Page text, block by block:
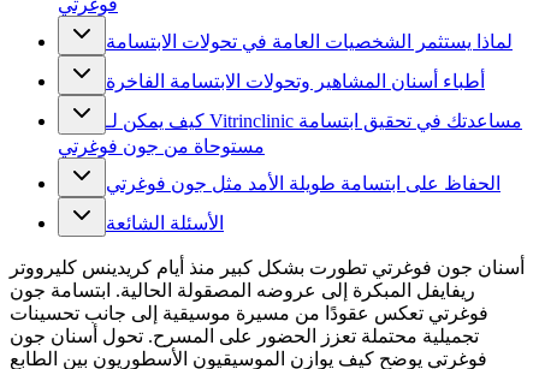
فوغرتي
لماذا يستثمر الشخصيات العامة في تحولات الابتسامة
أطباء أسنان المشاهير وتحولات الابتسامة الفاخرة
كيف يمكن لـ Vitrinclinic مساعدتك في تحقيق ابتسامة
مستوحاة من جون فوغرتي
الحفاظ على ابتسامة طويلة الأمد مثل جون فوغرتي
الأسئلة الشائعة
أسنان جون فوغرتي تطورت بشكل كبير منذ أيام كريدينس كليرووتر
ريفايفل المبكرة إلى عروضه المصقولة الحالية. ابتسامة جون
فوغرتي تعكس عقودًا من مسيرة موسيقية إلى جانب تحسينات
تجميلية محتملة تعزز الحضور على المسرح. تحول أسنان جون
فوغرتي يوضح كيف يوازن الموسيقيون الأسطوريون بين الطابع